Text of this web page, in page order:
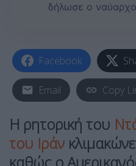
δήλωσε ο
Facebook
Email Copy
Η ρητορική του
του Ιράν